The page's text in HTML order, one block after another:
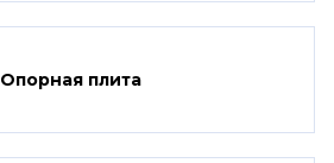
Опорная плита